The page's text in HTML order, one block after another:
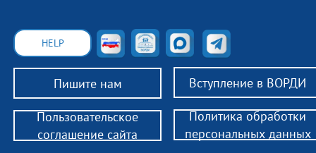
Пишите нам Вступление в ВОРДИ
HELP
Пользовательское
соглашение сайта
Политика обработки
персональных данных